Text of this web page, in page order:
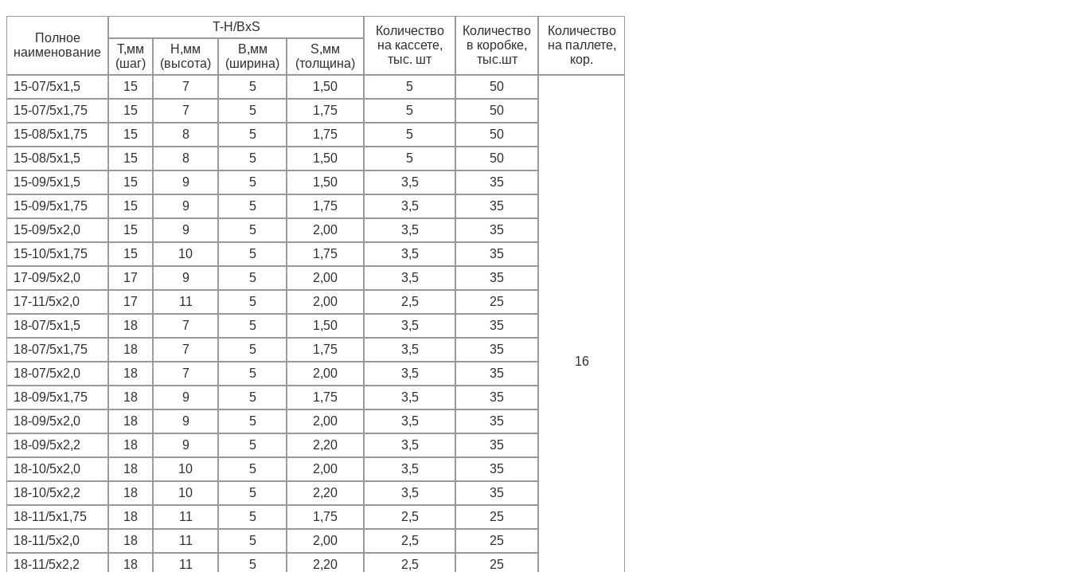
Полное
наименование
T-H/BxS
Количество
на кассете,
тыс. шт
Количество
в коробке,
тыс.шт
Количество
на паллете,
кор.
T,мм
(шаг)
H,мм
(высота)
B,мм
(ширина)
S,мм
(толщина)
15-07/5х1,5
15 7 5 1,50 5 50
16
15-07/5х1,75 15 7 5 1,75 5
50
15-08/5х1,75
15 8 5 1,75 5
50
15-08/5х1,5
15 8 5 1,50 5
50
15-09/5х1,5
15 9 5 1,50 3,5
35
15-09/5х1,75
15 9 5 1,75 3,5
35
15-09/5х2,0
15 9 5 2,00 3,5
35
15-10/5х1,75
15 10 5 1,75 3,5
35
17-09/5х2,0
17 9 5 2,00 3,5
35
17-11/5х2,0
17 11 5 2,00 2,5
25
18-07/5х1,5
18 7 5 1,50 3,5
35
18-07/5х1,75
18 7 5 1,75 3,5
35
18-07/5х2,0
18 7 5 2,00 3,5
35
18-09/5х1,75
18 9 5 1,75 3,5
35
18-09/5х2,0
18 9 5 2,00 3,5
35
18-09/5х2,2
18 9 5 2,20 3,5
35
18-10/5х2,0
18 10 5 2,00 3,5
35
18-10/5х2,2
18 10 5 2,20 3,5
35
18-11/5х1,75
18 11 5 1,75 2,5
25
18-11/5х2,0
18 11 5 2,00 2,5
25
18-11/5х2,2
18 11 5 2,20 2,5
25